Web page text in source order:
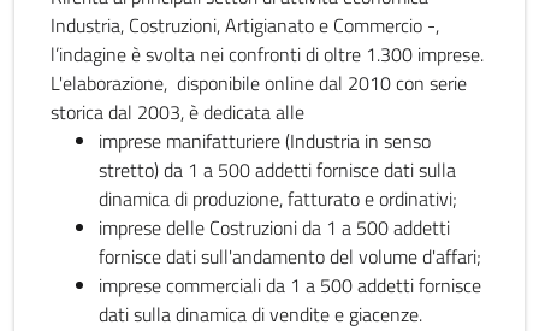
Industria, Costruzioni, Artigianato e Commercio -,
l’indagine è svolta nei confronti di oltre 1.300 imprese.
L'elaborazione, disponibile online dal 2010 con serie
storica dal 2003, è dedicata alle
imprese manifatturiere (Industria in senso
stretto) da 1 a 500 addetti fornisce dati sulla
dinamica di produzione, fatturato e ordinativi;
imprese delle Costruzioni da 1 a 500 addetti
fornisce dati sull'andamento del volume d'affari;
imprese commerciali da 1 a 500 addetti fornisce
dati sulla dinamica di vendite e giacenze.